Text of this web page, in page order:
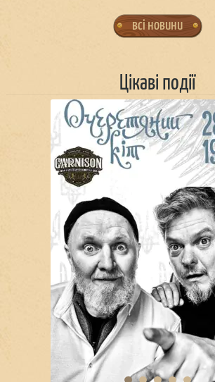
всі новини
Цікаві події